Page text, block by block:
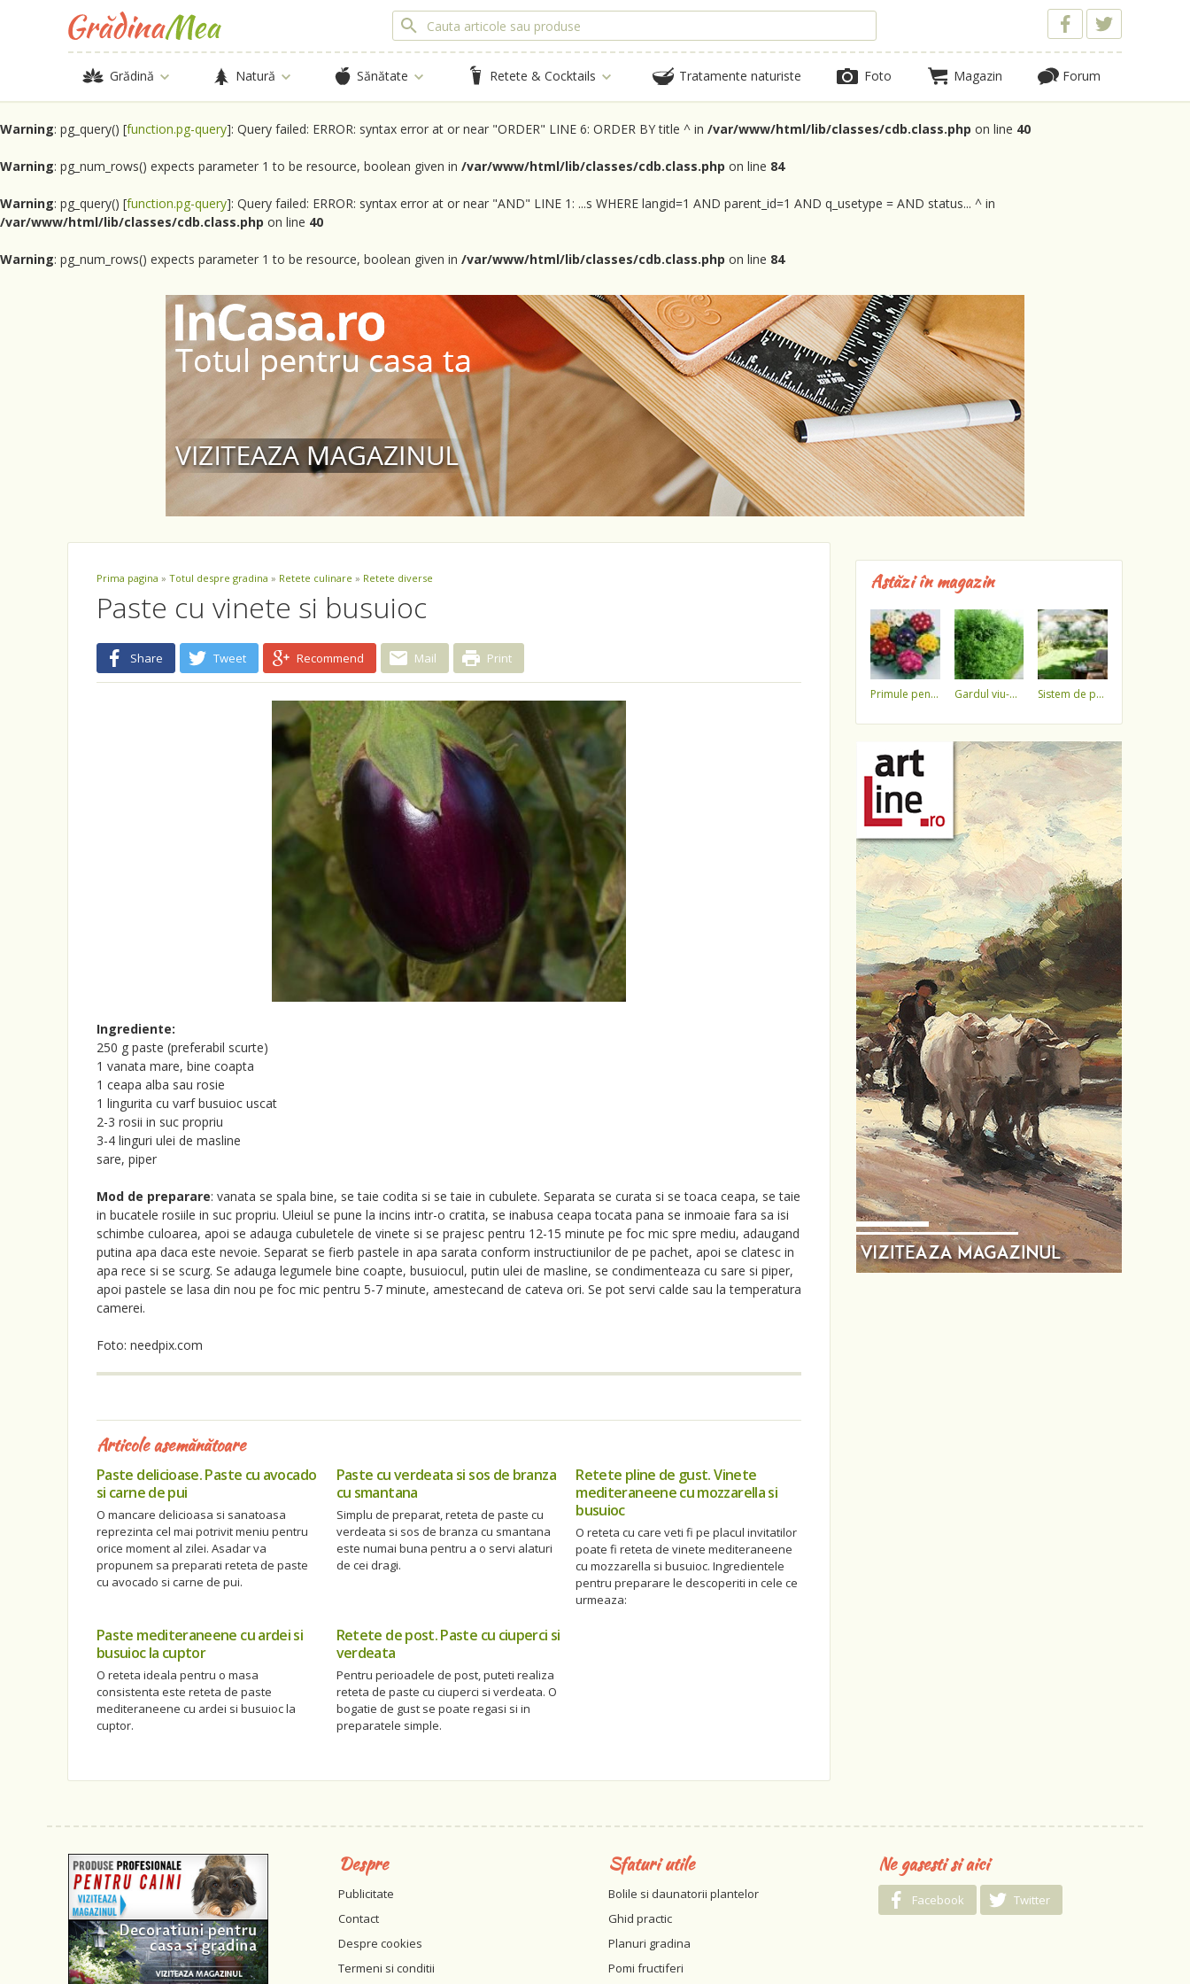
Warning: pg_query() [function.pg-query]: Query failed: ERROR: syntax error at or near "ORDER" LINE 6: ORDER BY title ^ in /var/www/html/lib/classes/cdb.class.php on line 40
Warning: pg_num_rows() expects parameter 1 to be resource, boolean given in /var/www/html/lib/classes/cdb.class.php on line 84
Warning: pg_query() [function.pg-query]: Query failed: ERROR: syntax error at or near "AND" LINE 1: ...s WHERE langid=1 AND parent_id=1 AND q_usetype = AND status... ^ in
/var/www/html/lib/classes/cdb.class.php on line 40
Warning: pg_num_rows() expects parameter 1 to be resource, boolean given in /var/www/html/lib/classes/cdb.class.php on line 84
Grădină Natură Sănătate Retete & Cocktails Tratamente naturiste Foto Magazin Forum
Prima pagina » Totul despre gradina » Retete culinare » Retete diverse
Paste cu vinete si busuioc
Share Tweet Recommend Mail Print
Ingrediente:
250 g paste (preferabil scurte)
1 vanata mare, bine coapta
1 ceapa alba sau rosie
1 lingurita cu varf busuioc uscat
2-3 rosii in suc propriu
3-4 linguri ulei de masline
sare, piper
Mod de preparare: vanata se spala bine, se taie codita si se taie in cubulete. Separata se curata si se toaca ceapa, se taie
in bucatele rosiile in suc propriu. Uleiul se pune la incins intr-o cratita, se inabusa ceapa tocata pana se inmoaie fara sa isi
schimbe culoarea, apoi se adauga cubuletele de vinete si se prajesc pentru 12-15 minute pe foc mic spre mediu, adaugand
putina apa daca este nevoie. Separat se fierb pastele in apa sarata conform instructiunilor de pe pachet, apoi se clatesc in
apa rece si se scurg. Se adauga legumele bine coapte, busuiocul, putin ulei de masline, se condimenteaza cu sare si piper,
apoi pastele se lasa din nou pe foc mic pentru 5-7 minute, amestecand de cateva ori. Se pot servi calde sau la temperatura
camerei.
Foto: needpix.com
Articole asemănătoare
Paste delicioase. Paste cu avocado
si carne de pui
O mancare delicioasa si sanatoasa
reprezinta cel mai potrivit meniu pentru
orice moment al zilei. Asadar va
propunem sa preparati reteta de paste
cu avocado si carne de pui.
Paste cu verdeata si sos de branza
cu smantana
Simplu de preparat, reteta de paste cu
verdeata si sos de branza cu smantana
este numai buna pentru a o servi alaturi
de cei dragi.
Retete pline de gust. Vinete
mediteraneene cu mozzarella si
busuioc
O reteta cu care veti fi pe placul invitatilor
poate fi reteta de vinete mediteraneene
cu mozzarella si busuioc. Ingredientele
pentru preparare le descoperiti in cele ce
urmeaza:
Paste mediteraneene cu ardei si
busuioc la cuptor
O reteta ideala pentru o masa
consistenta este reteta de paste
mediteraneene cu ardei si busuioc la
cuptor.
Retete de post. Paste cu ciuperci si
verdeata
Pentru perioadele de post, puteti realiza
reteta de paste cu ciuperci si verdeata. O
bogatie de gust se poate regasi si in
preparatele simple.
Astăzi în magazin
primule pentru 1 martie 3,5 lei / ghiveci !!!! gardul viu-minune! sistem de pulverizare a apei
Despre
Publicitate
Contact
Despre cookies
Termeni si conditii
Sfaturi utile
Bolile si daunatorii plantelor
Ghid practic
Planuri gradina
Pomi fructiferi
Ne gasesti si aici
Facebook Twitter